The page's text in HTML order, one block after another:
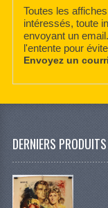
Toutes les
intéressés, toute
envoyant un
l'entente pour
Envoyez un
DERNIERS PRODUITS